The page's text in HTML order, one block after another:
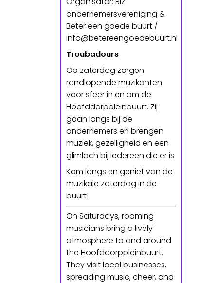
ondernemersvereniging &
Beter een goede buurt /
info@betereengoedebuurt.nl
Troubadours
Op zaterdag zorgen
rondlopende muzikanten
voor sfeer in en om de
Hoofddorppleinbuurt. Zij
gaan langs bij de
ondernemers en brengen
muziek, gezelligheid en een
glimlach bij iedereen die er is.
Kom langs en geniet van de
muzikale zaterdag in de
buurt!
On Saturdays, roaming
musicians bring a lively
atmosphere to and around
the Hoofddorppleinbuurt.
They visit local businesses,
spreading music, cheer, and